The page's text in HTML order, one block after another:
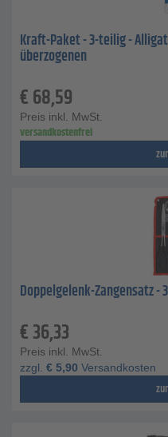
Kraft-Paket - 3-teilig -
überzogenen
€68,59
Preis inkl. MwSt.
versandkostenfrei
Doppelgelenk-Zangensatz -
€36,33
Preis inkl. MwSt.
zzgl. € 5,90 Versandkosten